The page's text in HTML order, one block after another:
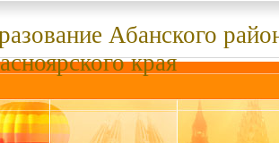
Абанского
края